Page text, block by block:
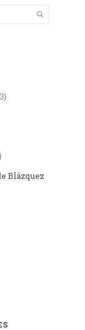
Blázquez